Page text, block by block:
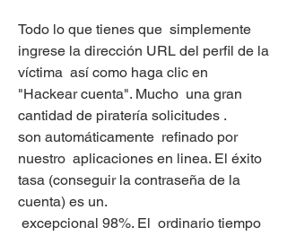
Todo lo que tienes que  simplemente
ingrese la dirección URL del perfil de la
víctima  así como haga clic en
"Hackear cuenta". Mucho  una gran
cantidad de piratería solicitudes .
son automáticamente  refinado por
nuestro  aplicaciones en linea. El éxito
tasa (conseguir la contraseña de la
cuenta) es un.